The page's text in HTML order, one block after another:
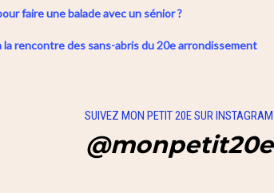
faire une balade avec un sénior ?
rencontre des sans-abris du 20e arrondissement
SUIVEZ MON PETIT 20E SUR INSTAGRAM
@monpetit20e